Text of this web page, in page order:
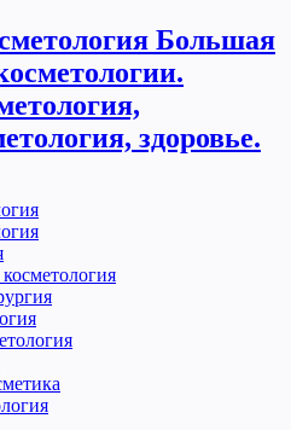
Большая
здоровье.